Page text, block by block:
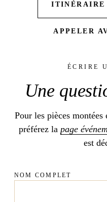
ITINÉRAIRE
APPELER
ÉCRIRE
Une
Pour les pièces montées
préférez la page
est
NOM COMPLET